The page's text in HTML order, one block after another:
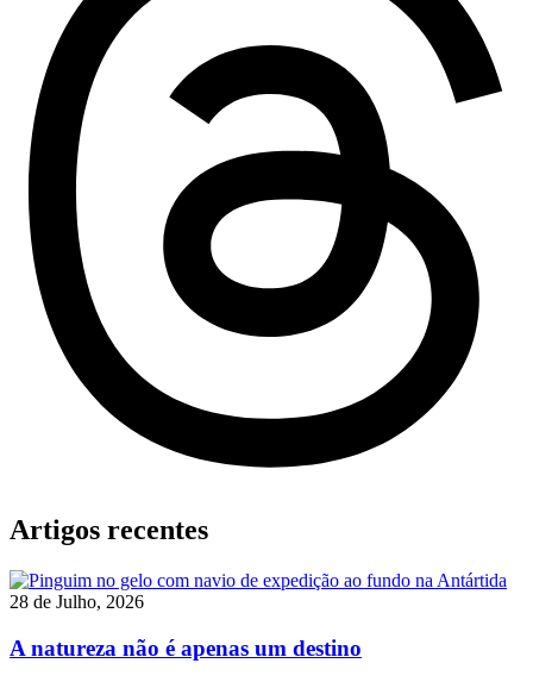
Artigos recentes
28 de Julho, 2026
A natureza não é apenas um destino